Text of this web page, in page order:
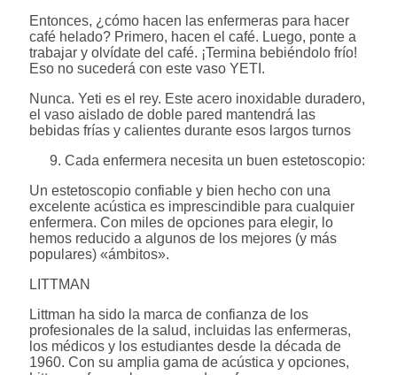
Entonces, ¿cómo hacen las enfermeras para hacer
café helado? Primero, hacen el café. Luego, ponte a
trabajar y olvídate del café. ¡Termina bebiéndolo frío!
Eso no sucederá con este vaso YETI.
Nunca. Yeti es el rey. Este acero inoxidable duradero,
el vaso aislado de doble pared mantendrá las
bebidas frías y calientes durante esos largos turnos
Cada enfermera necesita un buen estetoscopio:
Un estetoscopio confiable y bien hecho con una
excelente acústica es imprescindible para cualquier
enfermera. Con miles de opciones para elegir, lo
hemos reducido a algunos de los mejores (y más
populares) «ámbitos».
LITTMAN
Littman ha sido la marca de confianza de los
profesionales de la salud, incluidas las enfermeras,
los médicos y los estudiantes desde la década de
1960. Con su amplia gama de acústica y opciones,